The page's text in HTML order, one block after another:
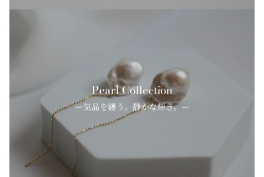
Pearl Collection
ー気品を纏う。静かな輝き。ー